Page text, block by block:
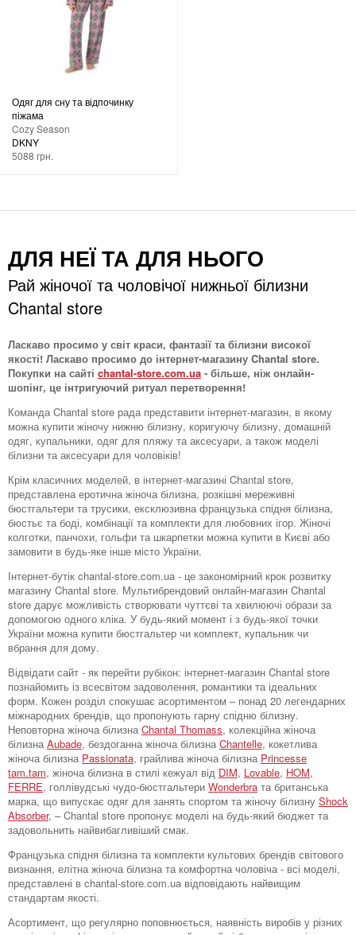
Одяг для сну та відпочинку
піжама
Cozy Season
DKNY
5088 грн.
ДЛЯ НЕЇ ТА ДЛЯ НЬОГО
Рай жіночої та чоловічої нижньої білизни
Chantal store
Ласкаво просимо у світ краси, фантазії та білизни високої
якості! Ласкаво просимо до інтернет-магазину Chantal store.
Покупки на сайті chantal-store.com.ua - більше, ніж онлайн-
шопінг, це інтригуючий ритуал перетворення!
Команда Chantal store рада представити інтернет-магазин, в якому
можна купити жіночу нижню білизну, коригуючу білизну, домашній
одяг, купальники, одяг для пляжу та аксесуари, а також моделі
білизни та аксесуари для чоловіків!
Крім класичних моделей, в інтернет-магазині Chantal store,
представлена ​​еротична жіноча білизна, розкішні мереживні
бюстгальтери та трусики, ексклюзивна французька спідня білизна,
бюстьє та боді, комбінації та комплекти для любовних ігор. Жіночі
колготки, панчохи, гольфи та шкарпетки можна купити в Києві або
замовити в будь-яке інше місто України.
Інтернет-бутік chantal-store.com.ua - це закономірний крок розвитку
магазину Chantal store. Мультибрендовий онлайн-магазин Chantal
store дарує можливість створювати чуттєві та хвилюючі образи за
допомогою одного кліка. У будь-який момент і з будь-якої точки
України можна купити бюстгальтер чи комплект, купальник чи
вбрання для дому.
Відвідати сайт - як перейти рубікон: інтернет-магазин Chantal store
познайомить із всесвітом задоволення, романтики та ідеальних
форм. Кожен розділ спокушає асортиментом – понад 20 легендарних
міжнародних брендів, що пропонують гарну спідню білизну.
Неповторна жіноча білизна Chantal Thomass, колекційна жіноча
білизна Aubade, бездоганна жіноча білизна Chantelle, кокетлива
жіноча білизна Passionata, грайлива жіноча білизна Princesse
tam.tam, жіноча білизна в стилі кежуал від DIM, Lovable, HOM,
FERRE, голлівудські чудо-бюстгальтери Wonderbra та британська
марка, що випускає одяг для занять спортом та жіночу білизну Shock
Absorber, – Chantal store пропонує моделі на будь-який бюджет та
задовольнить найвибагливіший смак.
Французька спідня білизна та комплекти культових брендів світового
визнання, елітна жіноча білизна та комфортна чоловіча - всі моделі,
представлені в chantal-store.com.ua відповідають найвищим
стандартам якості.
Асортимент, що регулярно поповнюється, наявність виробів у різних